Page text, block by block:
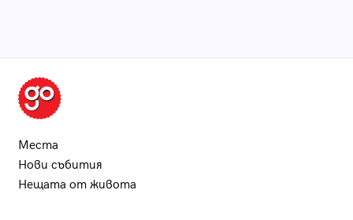
Места
Нови събития
Нещата от живота